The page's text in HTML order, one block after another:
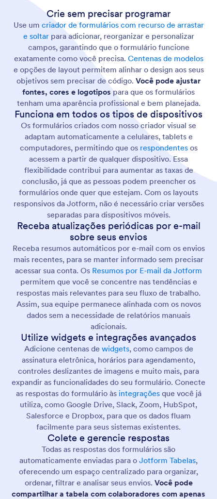
Crie sem precisar programar
Use um criador de formulários com recurso de arrastar
e soltarpara adicionar, reorganizar e personalizar
campos, garantindo que o formulário funcione
exatamente como você precisa. Centenas de modelos
e opções de layout permitem alinhar o design aos seus
objetivos sem precisar de código. Você pode ajustar
fontes, cores e logotipos para que os formulários
tenham uma aparência profissional e bem planejada.
Funciona em todos os tipos de dispositivos
Os formulários criados com nosso criador visual se
adaptam automaticamente a celulares, tablets e
computadores, permitindo que os respondentesos
acessem a partir de qualquer dispositivo. Essa
flexibilidade contribui para aumentar as taxas de
conclusão, já que as pessoas podem preencher os
formulários onde quer que estejam. Com os layouts
responsivos da Jotform, não é necessário criar versões
separadas para dispositivos móveis.
Receba atualizações periódicas por e-mail
sobre seus envios
Receba resumos automáticos por e-mail com os envios
mais recentes, para se manter informado sem precisar
acessar sua conta. Os Resumos por E-mail da Jotform
permitem que você se concentre nas tendências e
respostas mais relevantes para seu fluxo de trabalho.
Assim, sua equipe permanece alinhada com os novos
dados sem a necessidade de relatórios manuais
adicionais.
Utilize widgets e integrações avançados
Adicione centenas de widgets, como campos de
assinatura eletrônica, horários para agendamento,
controles deslizantes de imagens e muito mais, para
expandir as funcionalidades do seu formulário. Conecte
as respostas do formulário às integraçõesque você já
utiliza, como Google Drive, Slack, Zoom, HubSpot,
Salesforce e Dropbox, para que os dados fluam
facilmente para seus sistemas existentes.
Colete e gerencie respostas
Todas as respostas dos formulários são
automaticamente enviadas para o Jotform Tabelas,
oferecendo um espaço centralizado para organizar,
ordenar, filtrar e analisar seus envios. Você pode
compartilhar a tabela com colaboradores com apenas